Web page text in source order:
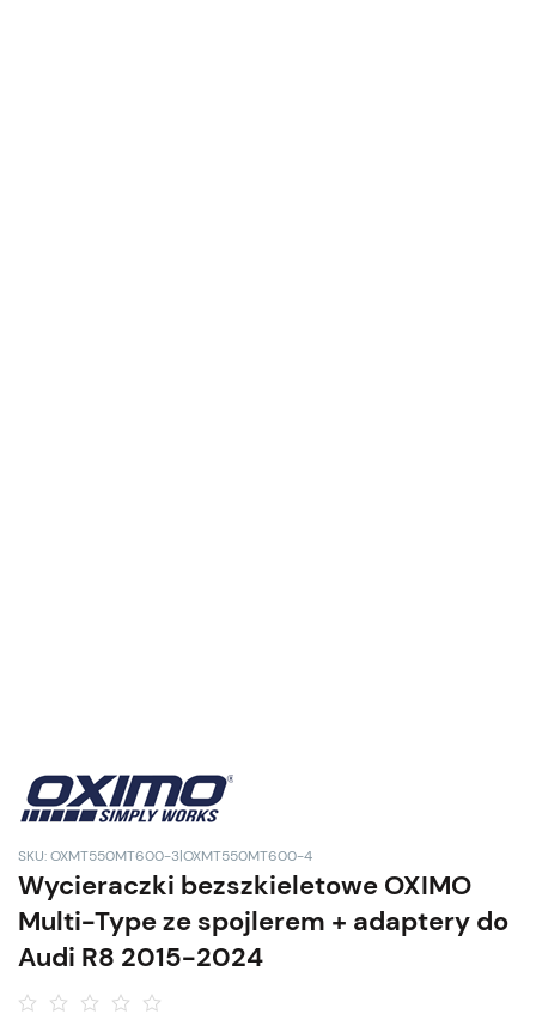
SKU: OXMT550MT600-3|OXMT550MT600-4
Wycieraczki bezszkieletowe OXIMO
Multi-Type ze spojlerem + adaptery do
Audi R8 2015-2024